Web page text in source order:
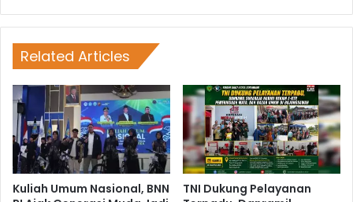
Related Articles
Kuliah Umum Nasional, BNN
TNI Dukung Pelayanan